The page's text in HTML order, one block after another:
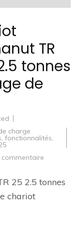
TR
tonnes
de
charge
, fonctionnalités,
commentaire
Embarqué
25 2.5 tonnes
chariot